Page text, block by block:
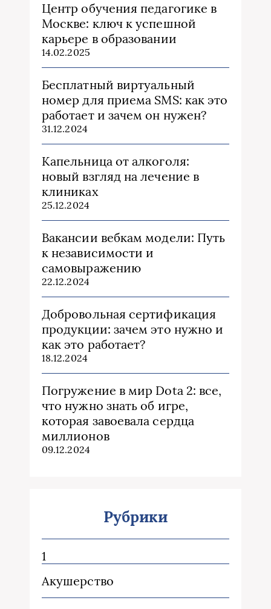
Центр обучения педагогике в
Москве: ключ к успешной
карьере в образовании
14.02.2025
Бесплатный виртуальный
номер для приема SMS: как это
работает и зачем он нужен?
31.12.2024
Капельница от алкоголя:
новый взгляд на лечение в
клиниках
25.12.2024
Вакансии вебкам модели: Путь
к независимости и
самовыражению
22.12.2024
Добровольная сертификация
продукции: зачем это нужно и
как это работает?
18.12.2024
Погружение в мир Dota 2: все,
что нужно знать об игре,
которая завоевала сердца
миллионов
09.12.2024
Рубрики
1
Акушерство